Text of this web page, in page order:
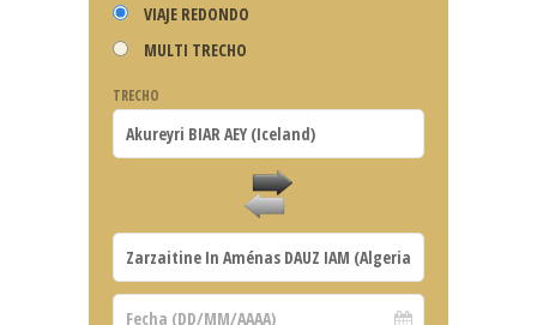
VIAJE REDONDO
MULTI TRECHO
TRECHO